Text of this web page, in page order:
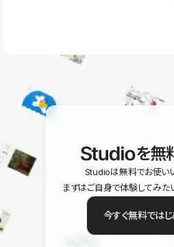
ユーザー同士で質問・相談できるコ
を無
Studioは無料でお使い
まずはご自身で体験してみた
今すぐ無料では